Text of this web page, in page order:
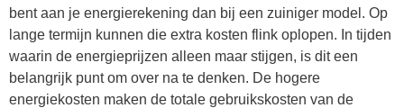
bent aan je energierekening dan bij een zuiniger model. Op
lange termijn kunnen die extra kosten flink oplopen. In tijden
waarin de energieprijzen alleen maar stijgen, is dit een
belangrijk punt om over na te denken. De hogere
energiekosten maken de totale gebruikskosten van de